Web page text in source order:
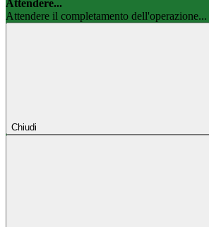
Attendere...
Attendere il completamento dell'operazione...
Chiudi